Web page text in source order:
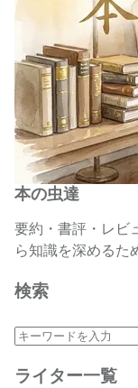
本の虫達
要約・書評・レビ
ら知識を深めるた
検索
ライター一覧